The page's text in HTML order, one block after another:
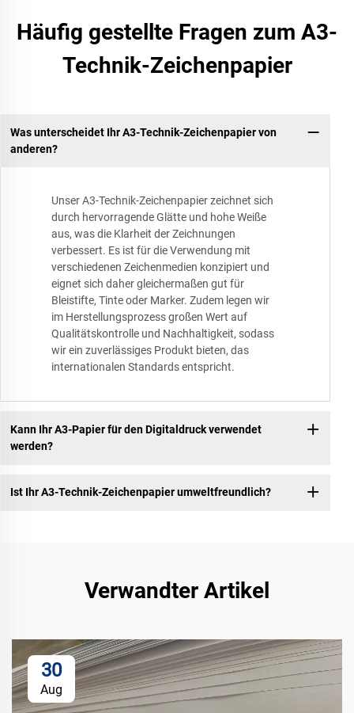
Häufig gestellte Fragen zum A3-
Technik-Zeichenpapier
Was unterscheidet Ihr A3-Technik-Zeichenpapier von
anderen?
Unser A3-Technik-Zeichenpapier zeichnet sich
durch hervorragende Glätte und hohe Weiße
aus, was die Klarheit der Zeichnungen
verbessert. Es ist für die Verwendung mit
verschiedenen Zeichenmedien konzipiert und
eignet sich daher gleichermaßen gut für
Bleistifte, Tinte oder Marker. Zudem legen wir
im Herstellungsprozess großen Wert auf
Qualitätskontrolle und Nachhaltigkeit, sodass
wir ein zuverlässiges Produkt bieten, das
internationalen Standards entspricht.
Kann Ihr A3-Papier für den Digitaldruck verwendet
werden?
Ist Ihr A3-Technik-Zeichenpapier umweltfreundlich?
Verwandter Artikel
30
Aug